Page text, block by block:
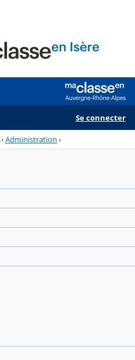
Se connecter
›Administration ›